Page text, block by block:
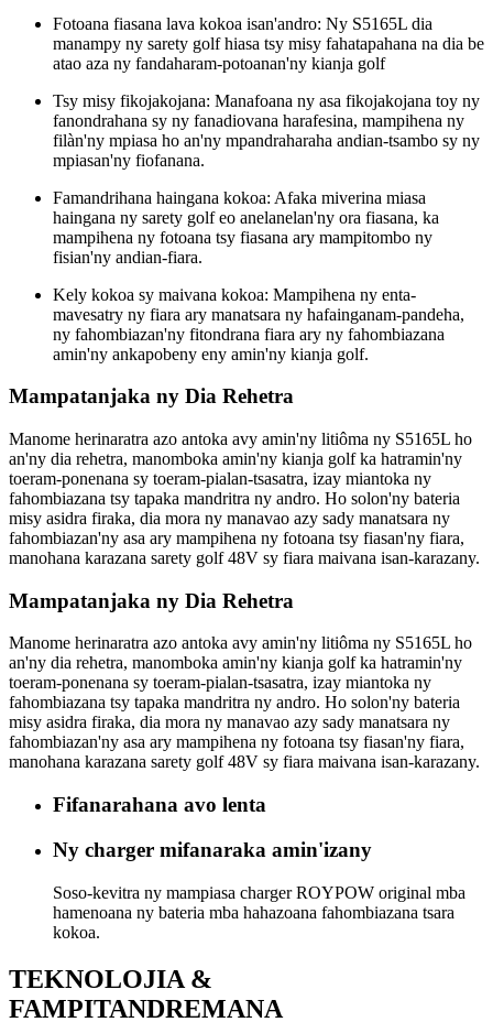
Fotoana fiasana lava kokoa isan'andro: Ny S5165L dia
manampy ny sarety golf hiasa tsy misy fahatapahana na dia be
atao aza ny fandaharam-potoanan'ny kianja golf
Tsy misy fikojakojana: Manafoana ny asa fikojakojana toy ny
fanondrahana sy ny fanadiovana harafesina, mampihena ny
filàn'ny mpiasa ho an'ny mpandraharaha andian-tsambo sy ny
mpiasan'ny fiofanana.
Famandrihana haingana kokoa: Afaka miverina miasa
haingana ny sarety golf eo anelanelan'ny ora fiasana, ka
mampihena ny fotoana tsy fiasana ary mampitombo ny
fisian'ny andian-fiara.
Kely kokoa sy maivana kokoa: Mampihena ny enta-
mavesatry ny fiara ary manatsara ny hafainganam-pandeha,
ny fahombiazan'ny fitondrana fiara ary ny fahombiazana
amin'ny ankapobeny eny amin'ny kianja golf.
Mampatanjaka ny Dia Rehetra
Manome herinaratra azo antoka avy amin'ny litiôma ny S5165L ho
an'ny dia rehetra, manomboka amin'ny kianja golf ka hatramin'ny
toeram-ponenana sy toeram-pialan-tsasatra, izay miantoka ny
fahombiazana tsy tapaka mandritra ny andro. Ho solon'ny bateria
misy asidra firaka, dia mora ny manavao azy sady manatsara ny
fahombiazan'ny asa ary mampihena ny fotoana tsy fiasan'ny fiara,
manohana karazana sarety golf 48V sy fiara maivana isan-karazany.
Mampatanjaka ny Dia Rehetra
Manome herinaratra azo antoka avy amin'ny litiôma ny S5165L ho
an'ny dia rehetra, manomboka amin'ny kianja golf ka hatramin'ny
toeram-ponenana sy toeram-pialan-tsasatra, izay miantoka ny
fahombiazana tsy tapaka mandritra ny andro. Ho solon'ny bateria
misy asidra firaka, dia mora ny manavao azy sady manatsara ny
fahombiazan'ny asa ary mampihena ny fotoana tsy fiasan'ny fiara,
manohana karazana sarety golf 48V sy fiara maivana isan-karazany.
Fifanarahana avo lenta
Ny charger mifanaraka amin'izany
Soso-kevitra ny mampiasa charger ROYPOW original mba
hamenoana ny bateria mba hahazoana fahombiazana tsara
kokoa.
TEKNOLOJIA &
FAMPITANDREMANA